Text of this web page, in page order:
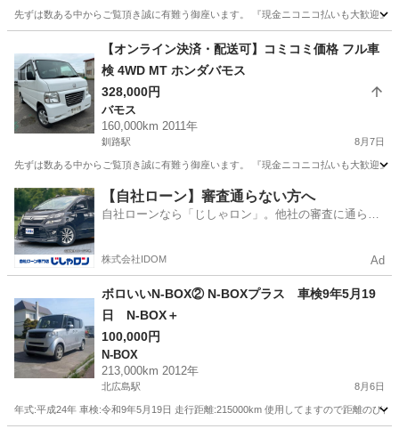
先ずは数ある中からご覧頂き誠に有難う御座います。 『現金ニコニコ払いも大歓迎
釧路駅 フリード ホンダフリード
【オンライン決済・配送可】コミコミ価格 フル車
検 4WD MT ホンダバモス
328,000円
バモス
160,000km 2011年
釧路駅 8月7日
先ずは数ある中からご覧頂き誠に有難う御座います。 『現金ニコニコ払いも大歓迎
北海道 釧路市 釧路駅 バモス ホンダバモス
【自社ローン】審査通らない方へ
自社ローンなら「じしゃロン」。他社の審査に通らな
株式会社IDOM Ad
ボロいいN-BOX② N-BOXプラス 車検9年5月19
日 N-BOX＋
100,000円
N-BOX
213,000km 2012年
北広島駅 8月6日
年式:平成24年 車検:令和9年5月19日 走行距離:215000km 使用してますので距離のび